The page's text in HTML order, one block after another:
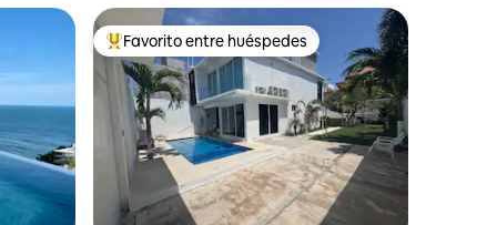
Favorito entre huéspedes preferido
Favorito entre huéspedes